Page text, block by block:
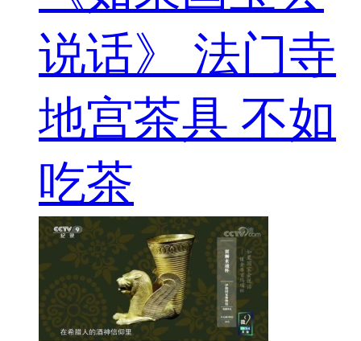
说话》 法门寺
地宫茶具 不如
吃茶